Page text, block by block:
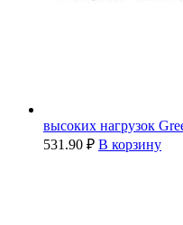
высоких нагрузок
531.90 ₽ В корзину